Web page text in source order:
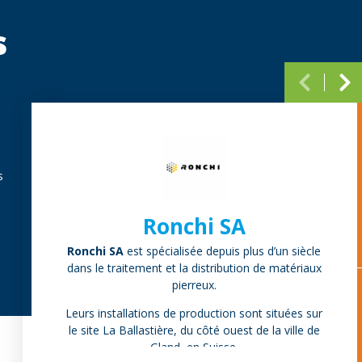
Ronchi SA
Ronchi SA est spécialisée depuis plus d’un siècle
dans le traitement et la distribution de matériaux
pierreux.
Leurs installations de production sont situées sur
le site La Ballastière, du côté ouest de la ville de
Gland, en Suisse.